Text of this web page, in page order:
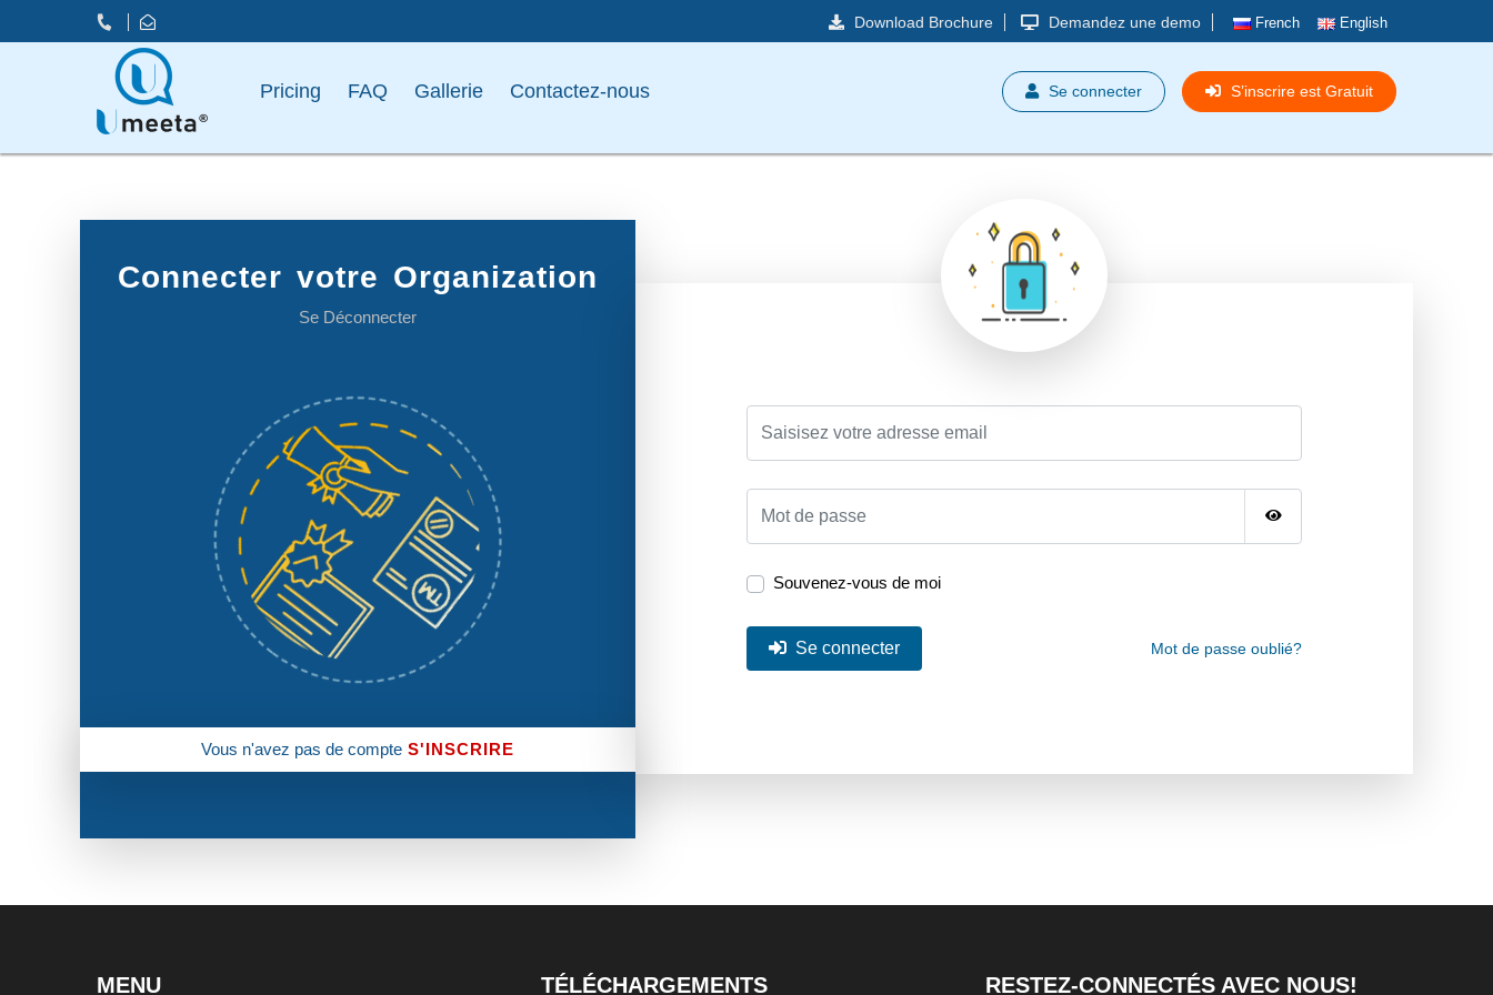
Download Brochure Demandez une demo French English
Pricing FAQ Gallerie Contactez-nous
MENU
Se connecter S’inscrire est Gratuit
Connecter votre Organization
Se Déconnecter
Vous n'avez pas de compte S'INSCRIRE
Souvenez-vous de moi
Se connecter Mot de passe oublié?
MENU TÉLÉCHARGEMENTS RESTEZ-CONNECTÉS AVEC NOUS!